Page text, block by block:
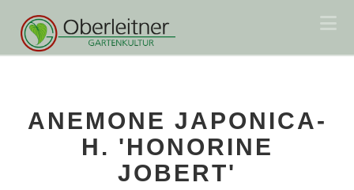
ANEMONE JAPONICA-
H. 'HONORINE
JOBERT'